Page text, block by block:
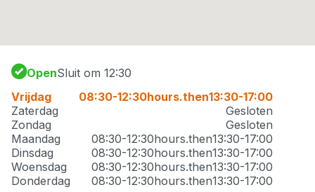
OpenSluit om 12:30
Vrijdag
08:30-12:30hours.then13:30-17:00
Zaterdag
Gesloten
Zondag
Gesloten
Maandag
08:30-12:30hours.then13:30-17:00
Dinsdag
08:30-12:30hours.then13:30-17:00
Woensdag
08:30-12:30hours.then13:30-17:00
Donderdag
08:30-12:30hours.then13:30-17:00